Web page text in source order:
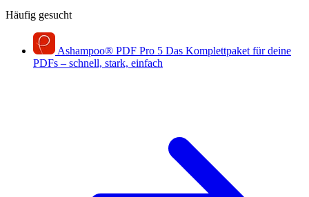
Häufig gesucht
Ashampoo® PDF Pro 5 Das Komplettpaket für deine
PDFs – schnell, stark, einfach